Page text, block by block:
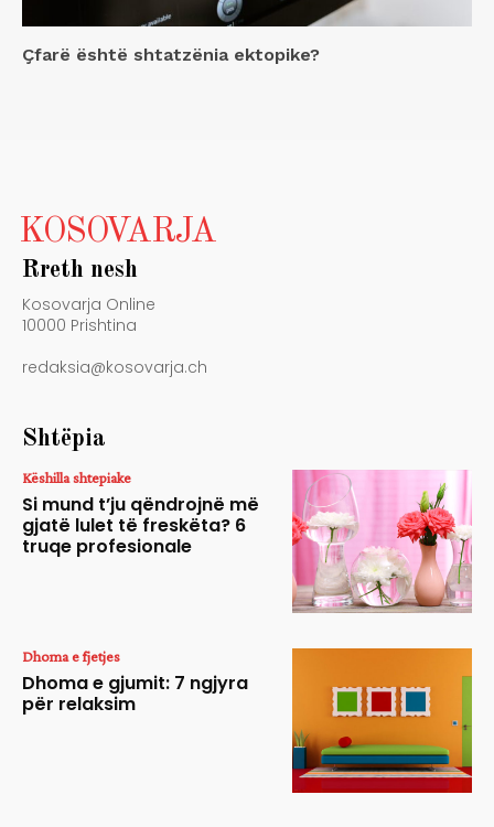
Çfarë është shtatzënia ektopike?
KOSOVARJA
Rreth nesh
Kosovarja Online
10000 Prishtina
redaksia@kosovarja.ch
Shtëpia
Këshilla shtepiake
Si mund t’ju qëndrojnë më
gjatë lulet të freskëta? 6
truqe profesionale
Dhoma e fjetjes
Dhoma e gjumit: 7 ngjyra
për relaksim